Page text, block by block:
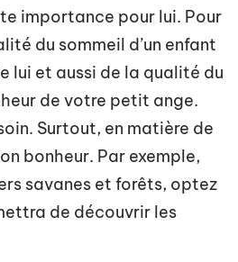
importance pour lui. Pour
du sommeil d’un enfant
lui et aussi de la qualité du
de votre petit ange.
Surtout, en matière de
bonheur. Par exemple,
savanes et forêts, optez
de découvrir les